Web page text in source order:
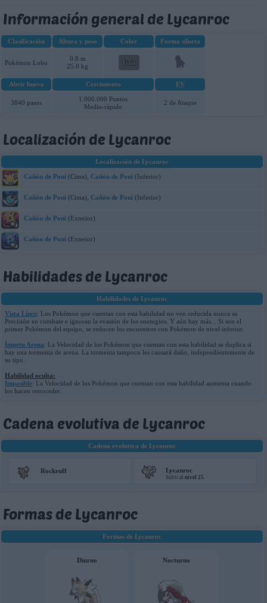
Información general de Lycanroc
Clasificación Altura y peso Color Forma silueta
Pokémon Lobo
0.8 m
25.0 kg
Gris
Abrir huevo Crecimiento EV
3840 pasos
1.000.000 Puntos
Medio-rápido
2 de Ataque
Localización de Lycanroc
Localización de Lycanroc
Cañón de Poni (Cima),Cañón de Poni (Inferior)
Cañón de Poni (Cima),Cañón de Poni (Inferior)
Cañón de Poni (Exterior)
Cañón de Poni (Exterior)
Habilidades de Lycanroc
Habilidades de Lycanroc
Vista Lince: Los Pokémon que cuentan con esta habilidad no ven reducida nunca su
Precisión en combate e ignoran la evasión de los enemgios. Y aún hay más... Si son el
primer Pokémon del equipo, se reducen los encuentros con Pokémon de nivel inferior.
Ímpetu Arena: La Velocidad de los Pokémon que cuentan con esta habilidad se duplica si
hay una tormenta de arena. La tormenta tampoco les causará daño, independientemente de
su tipo.
Habilidad oculta:
Impasible: La Velocidad de los Pokémon que cuentan con esta habilidad aumenta cuando
los hacen retroceder.
Cadena evolutiva de Lycanroc
Cadena evolutiva de Lycanroc
Rockruff Lycanroc
Subir al nivel 25 .
Formas de Lycanroc
Formas de Lycanroc
Diurno Nocturno